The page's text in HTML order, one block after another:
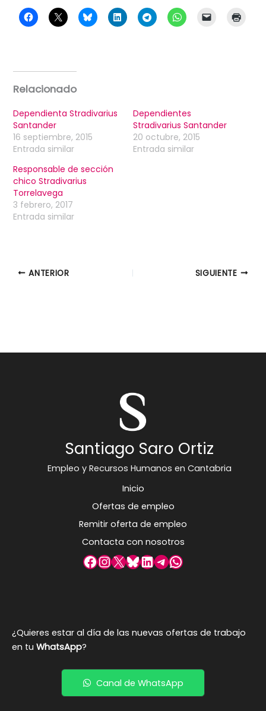
Relacionado
Dependienta Stradivarius
Santander
16 septiembre, 2015
Entrada similar
Dependientes
Stradivarius Santander
20 octubre, 2015
Entrada similar
Responsable de sección
chico Stradivarius
Torrelavega
3 febrero, 2017
Entrada similar
ANTERIOR SIGUIENTE
Santiago Saro Ortiz
Empleo y Recursos Humanos en Cantabria
Inicio
Ofertas de empleo
Remitir oferta de empleo
Contacta con nosotros
Facebook
Instagram
X Bluesky
LinkedIn
Telegram
WhatsApp
¿Quieres estar al día de las nuevas ofertas de trabajo
en tu WhatsApp?
Canal de WhatsApp